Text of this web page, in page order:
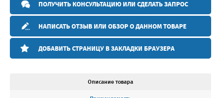
ПОЛУЧИТЬ КОНСУЛЬТАЦИЮ ИЛИ СДЕЛАТЬ ЗАПРОС
НАПИСАТЬ ОТЗЫВ ИЛИ ОБЗОР О ДАННОМ ТОВАРЕ
ДОБАВИТЬ СТРАНИЦУ В ЗАКЛАДКИ БРАУЗЕРА
Описание товара